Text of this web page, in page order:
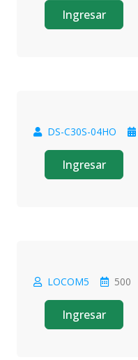
Ingresar
Oferta
DS-C30S-04HO
Ingresar
Oferta
LOCOM5 500
Ingresar